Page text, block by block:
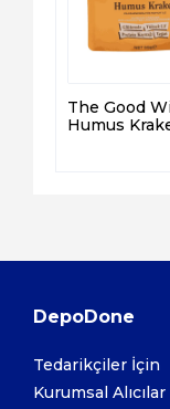
The Good
Humus
DepoDone
Tedarikçiler İçin
Kurumsal